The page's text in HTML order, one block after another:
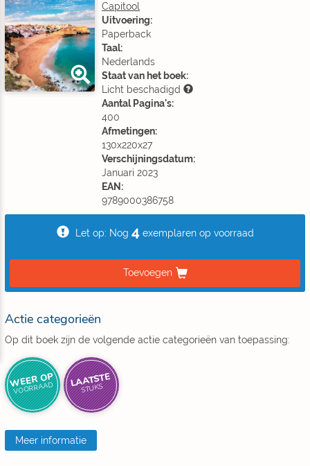
Capitool
Uitvoering:
Paperback
Taal:
Nederlands
Staat van het boek:
Licht beschadigd
Aantal Pagina's:
400
Afmetingen:
130x220x27
Verschijningsdatum:
Januari 2023
EAN:
9789000386758
Let op: Nog 4exemplaren op voorraad
Toevoegen
Actie categorieën
Op dit boek zijn de volgende actie categorieën van toepassing:
WEER OP
VOORRAAD LAATSTE
STUKS
Meer informatie